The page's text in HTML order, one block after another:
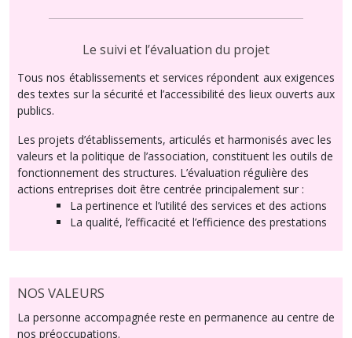
Le suivi et l’évaluation du projet
Tous nos établissements et services répondent aux exigences
des textes sur la sécurité et l’accessibilité des lieux ouverts aux
publics.
Les projets d’établissements, articulés et harmonisés avec les
valeurs et la politique de l’association, constituent les outils de
fonctionnement des structures. L’évaluation régulière des
actions entreprises doit être centrée principalement sur :
La pertinence et l’utilité des services et des actions
La qualité, l’efficacité et l’efficience des prestations
NOS VALEURS
La personne accompagnée reste en permanence au centre de
nos préoccupations.